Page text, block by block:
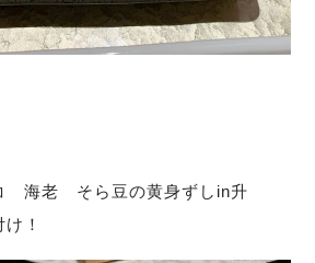
老 そら豆の黄身ずしin升
！